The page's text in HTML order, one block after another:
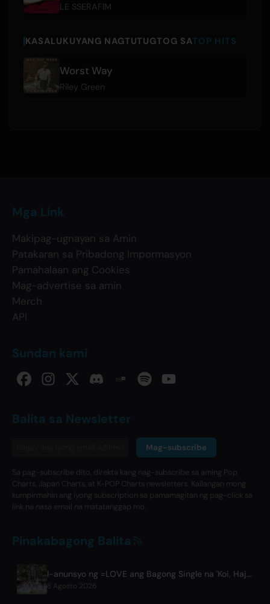
LE SSERAFIM
KASALUKUYANG NAGTUTUGTOG SATOP HITS
Worst Way
Riley Green
Mga Link
Makipag-ugnayan sa Amin
Patakaran sa Pribadong Impormasyon
Pamahalaan ang Cookies
Mag-advertise sa amin
Merch
API
Sundan kami
Balita sa Newsletter
Mag-subscribe
Sa pag-subscribe dito, direkta kang nag-subscribe sa aming Pop
Charts, Japan Charts, at K-POP Charts newsletters. Kailangan mong
kumpirmahin ang iyong subscription sa pamamagitan ng pag-click sa
link na nasa email na matatanggap mo.
Pinakabagong Balita
I-anunsyo ng =LOVE ang Bagong Single na 'Koi, Hajimemashita.' at mga Konsiyerto sa Tokyo Dome
8 Agosto 2026